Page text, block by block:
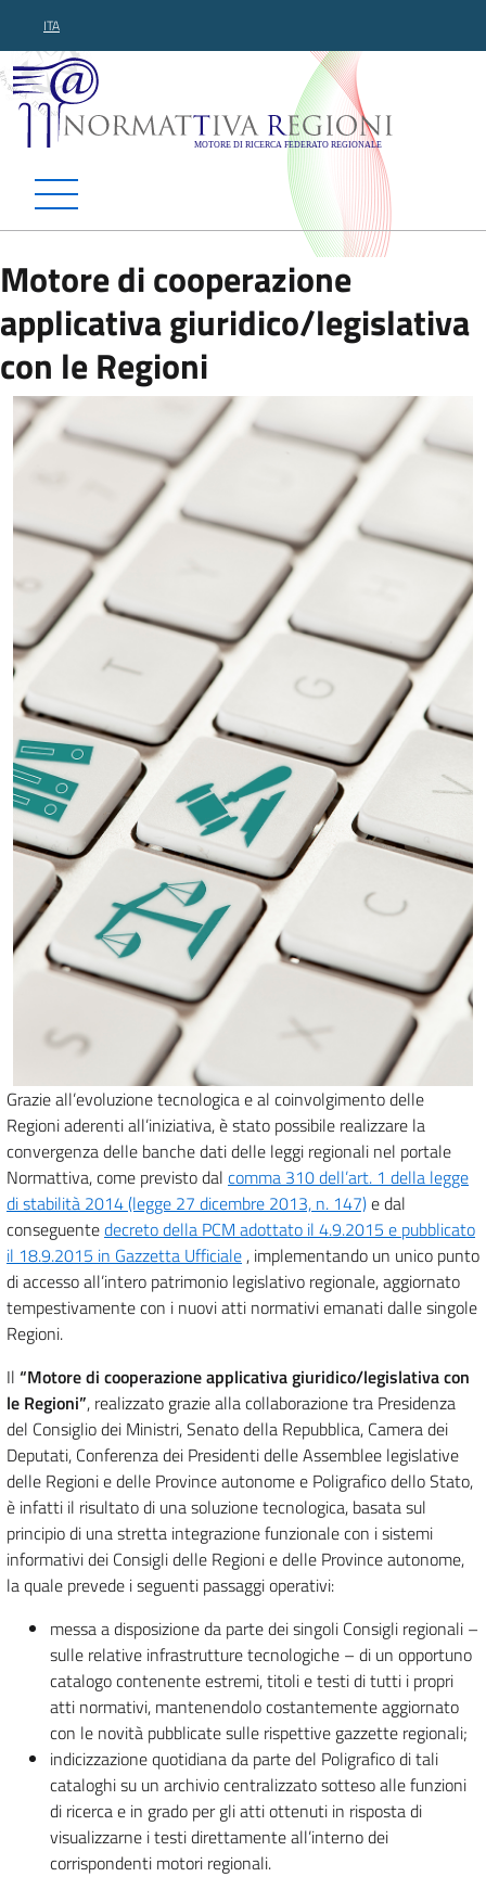
ITA
Normattiva Regioni -
Motore di cooperazione
applicativa giuridico/legislativa
con le Regioni
Grazie all’evoluzione tecnologica e al coinvolgimento delle
Regioni aderenti all’iniziativa, è stato possibile realizzare la
convergenza delle banche dati delle leggi regionali nel portale
Normattiva, come previsto dal comma 310 dell’art. 1 della legge
di stabilità 2014 (legge 27 dicembre 2013, n. 147)e dal
conseguentedecreto della PCM adottato il 4.9.2015 e pubblicato
il 18.9.2015 in Gazzetta Ufficiale , implementando un unico punto
di accesso all’intero patrimonio legislativo regionale, aggiornato
tempestivamente con i nuovi atti normativi emanati dalle singole
Regioni.
Il “Motore di cooperazione applicativa giuridico/legislativa con
le Regioni”, realizzato grazie alla collaborazione tra Presidenza
del Consiglio dei Ministri, Senato della Repubblica, Camera dei
Deputati, Conferenza dei Presidenti delle Assemblee legislative
delle Regioni e delle Province autonome e Poligrafico dello Stato,
è infatti il risultato di una soluzione tecnologica, basata sul
principio di una stretta integrazione funzionale con i sistemi
informativi dei Consigli delle Regioni e delle Province autonome,
la quale prevede i seguenti passaggi operativi:
messa a disposizione da parte dei singoli Consigli regionali –
sulle relative infrastrutture tecnologiche – di un opportuno
catalogo contenente estremi, titoli e testi di tutti i propri
atti normativi, mantenendolo costantemente aggiornato
con le novità pubblicate sulle rispettive gazzette regionali;
indicizzazione quotidiana da parte del Poligrafico di tali
cataloghi su un archivio centralizzato sotteso alle funzioni
di ricerca e in grado per gli atti ottenuti in risposta di
visualizzarne i testi direttamente all’interno dei
corrispondenti motori regionali.